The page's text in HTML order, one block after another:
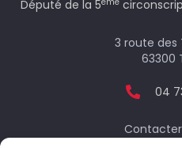
Député de la 5
3 route des
63300
04